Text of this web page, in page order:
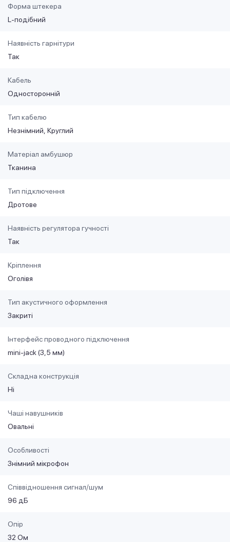
Форма штекера
L-подібний
Наявність гарнітури
Так
Кабель
Односторонній
Тип кабелю
Незнімний Круглий
Матеріал амбушюр
Тканина
Тип підключення
Дротове
Наявність регулятора гучності
Так
Кріплення
Оголівя
Тип акустичного оформлення
Закриті
Інтерфейс проводного підключення
mini-jack (3,5 мм)
Складна конструкція
Ні
Чаші навушників
Овальні
Особливості
Знімний мікрофон
Співвідношення сигнал/шум
96 дБ
Опір
32 Ом